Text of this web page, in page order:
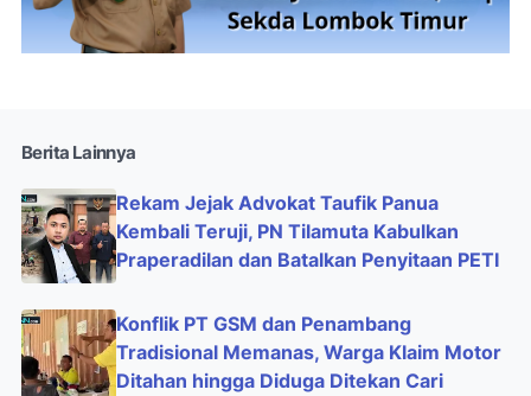
Berita Lainnya
Rekam Jejak Advokat Taufik Panua
Kembali Teruji, PN Tilamuta Kabulkan
Praperadilan dan Batalkan Penyitaan PETI
Konflik PT GSM dan Penambang
Tradisional Memanas, Warga Klaim Motor
Ditahan hingga Diduga Ditekan Cari